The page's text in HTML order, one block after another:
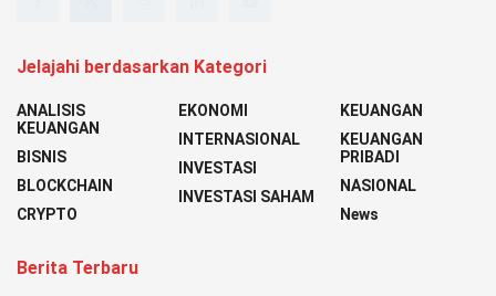
Jelajahi berdasarkan Kategori
ANALISIS
KEUANGAN
BISNIS
BLOCKCHAIN
CRYPTO
EKONOMI
INTERNASIONAL
INVESTASI
INVESTASI SAHAM
KEUANGAN
KEUANGAN
PRIBADI
NASIONAL
News
Berita Terbaru